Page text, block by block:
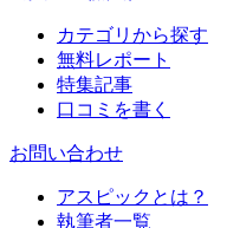
カテゴリから探す
無料レポート
特集記事
口コミを書く
お問い合わせ
アスピックとは？
執筆者一覧